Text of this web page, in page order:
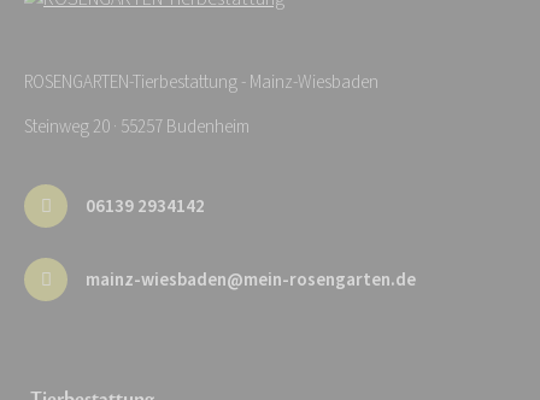
ROSENGARTEN-Tierbestattung - Mainz-Wiesbaden
Steinweg 20 · 55257 Budenheim
06139 2934142
mainz-wiesbaden@mein-rosengarten.de